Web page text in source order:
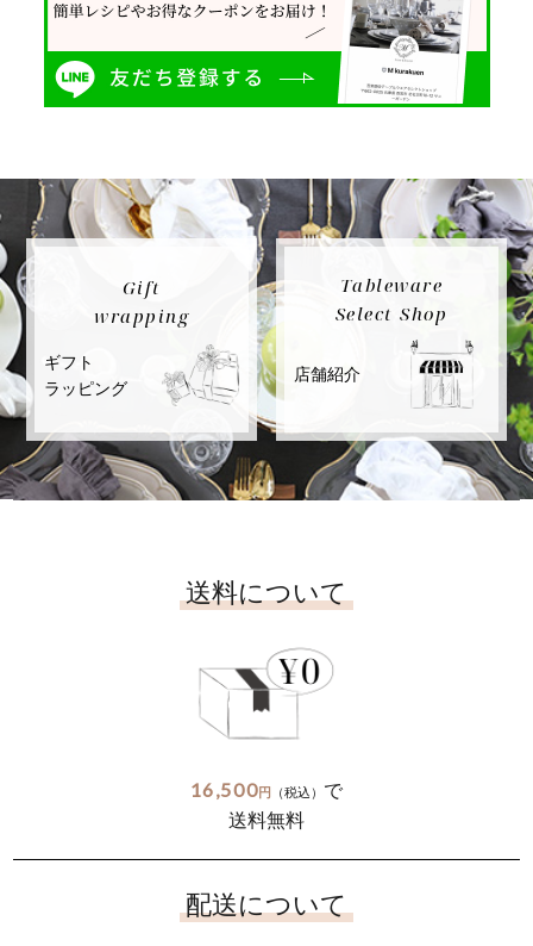
Gift
wrapping
ギフト
ラッピング
Tableware
Select Shop
店舗紹介
送料について
16,500円 （税込） で
送料無料
配送について